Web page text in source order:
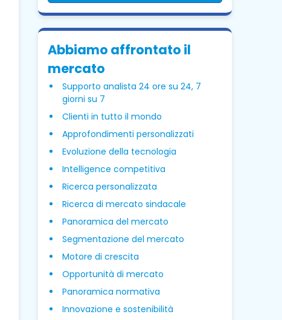
Abbiamo affrontato il
mercato
Supporto analista 24 ore su 24, 7
giorni su 7
Clienti in tutto il mondo
Approfondimenti personalizzati
Evoluzione della tecnologia
Intelligence competitiva
Ricerca personalizzata
Ricerca di mercato sindacale
Panoramica del mercato
Segmentazione del mercato
Motore di crescita
Opportunità di mercato
Panoramica normativa
Innovazione e sostenibilità